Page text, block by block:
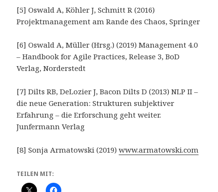
[5] Oswald A, Köhler J, Schmitt R (2016)
Projektmanagement am Rande des Chaos, Springer
[6] Oswald A, Müller (Hrsg.) (2019) Management 4.0
– Handbook for Agile Practices, Release 3, BoD
Verlag, Norderstedt
[7] Dilts RB, DeLozier J, Bacon Dilts D (2013) NLP II –
die neue Generation: Strukturen subjektiver
Erfahrung – die Erforschung geht weiter.
Junfermann Verlag
[8] Sonja Armatowski (2019)www.armatowski.com
TEILEN MIT: